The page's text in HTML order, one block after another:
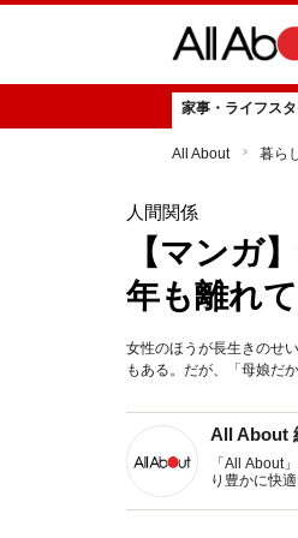
家事・ライフス
All About 暮ら
人間関係
【マンガ
年も離れ
女性のほうが長生きのせ
もある。だが、「母娘だ
All About
「All About
り豊かに快